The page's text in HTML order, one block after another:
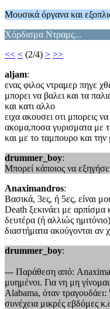
Μουσικά όργανα και
Χόρδισμα Ντραμς...
<< < (2/4) > >>
aljam:
ενας φιλος ντραμερ πηγε
μπορει να βαλει και τα
και κατι αλλο
ειχα ακουσει οτι μπορεις
ακομα,ποσα γυρισματα με
και με το ταμπουρο και την
drummer_boy:
Μπορεί κάποιος να
Anaximandros:
Βασικά, 3ες, ή 5ες, είναι
Death ξεκινάει με
δευτέρα (ή αλλιώς
διαστήματα ακούγονται αν
drummer_boy:
--- Παράθεση από:
μυημένοι. Για νη μη
Alabama, όταν
συνέχεια μικρές εβδόμες